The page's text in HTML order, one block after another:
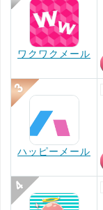
ワクワクメール
ハッピーメール